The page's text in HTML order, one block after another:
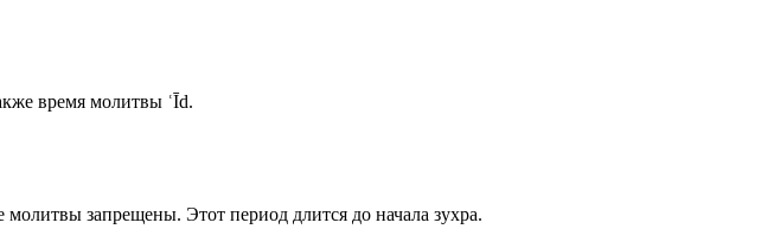
время молитвы ʿĪd.
молитвы запрещены. Этот период длится до начала зухра.